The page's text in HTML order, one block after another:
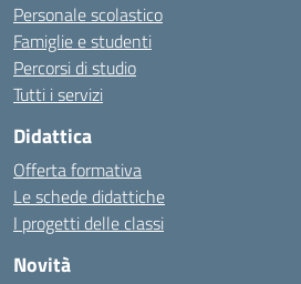
Personale scolastico
Famiglie e studenti
Percorsi di studio
Tutti i servizi
Didattica
Offerta formativa
Le schede didattiche
I progetti delle classi
Novità